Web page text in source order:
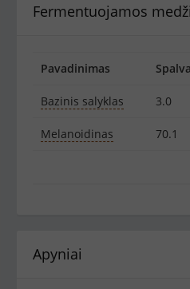
Fermentuojamos
Pavadinimas
Bazinis salyklas 3.0
Melanoidinas 70.1
Apyniai